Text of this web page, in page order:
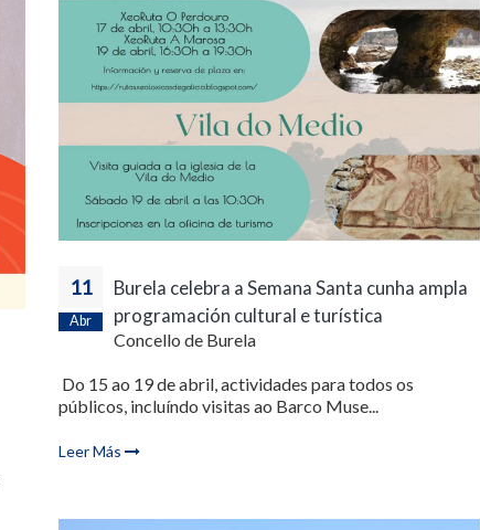
11
Abr
Burela celebra a Semana Santa cunha ampla
programación cultural e turística
Concello de Burela
Do 15 ao 19 de abril, actividades para todos os
públicos, incluíndo visitas ao Barco Muse...
Leer Más